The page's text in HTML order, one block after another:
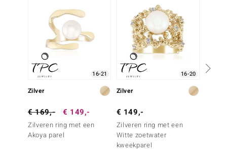
Collection
16-21
Zilver
€ 169,- € 149,-
Zilveren ring met een
Akoya parel
16-20
Zilver
€ 149,-
Zilveren ring met een
Witte zoetwater
kweekparel